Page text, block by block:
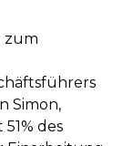
zum
Simon,
des